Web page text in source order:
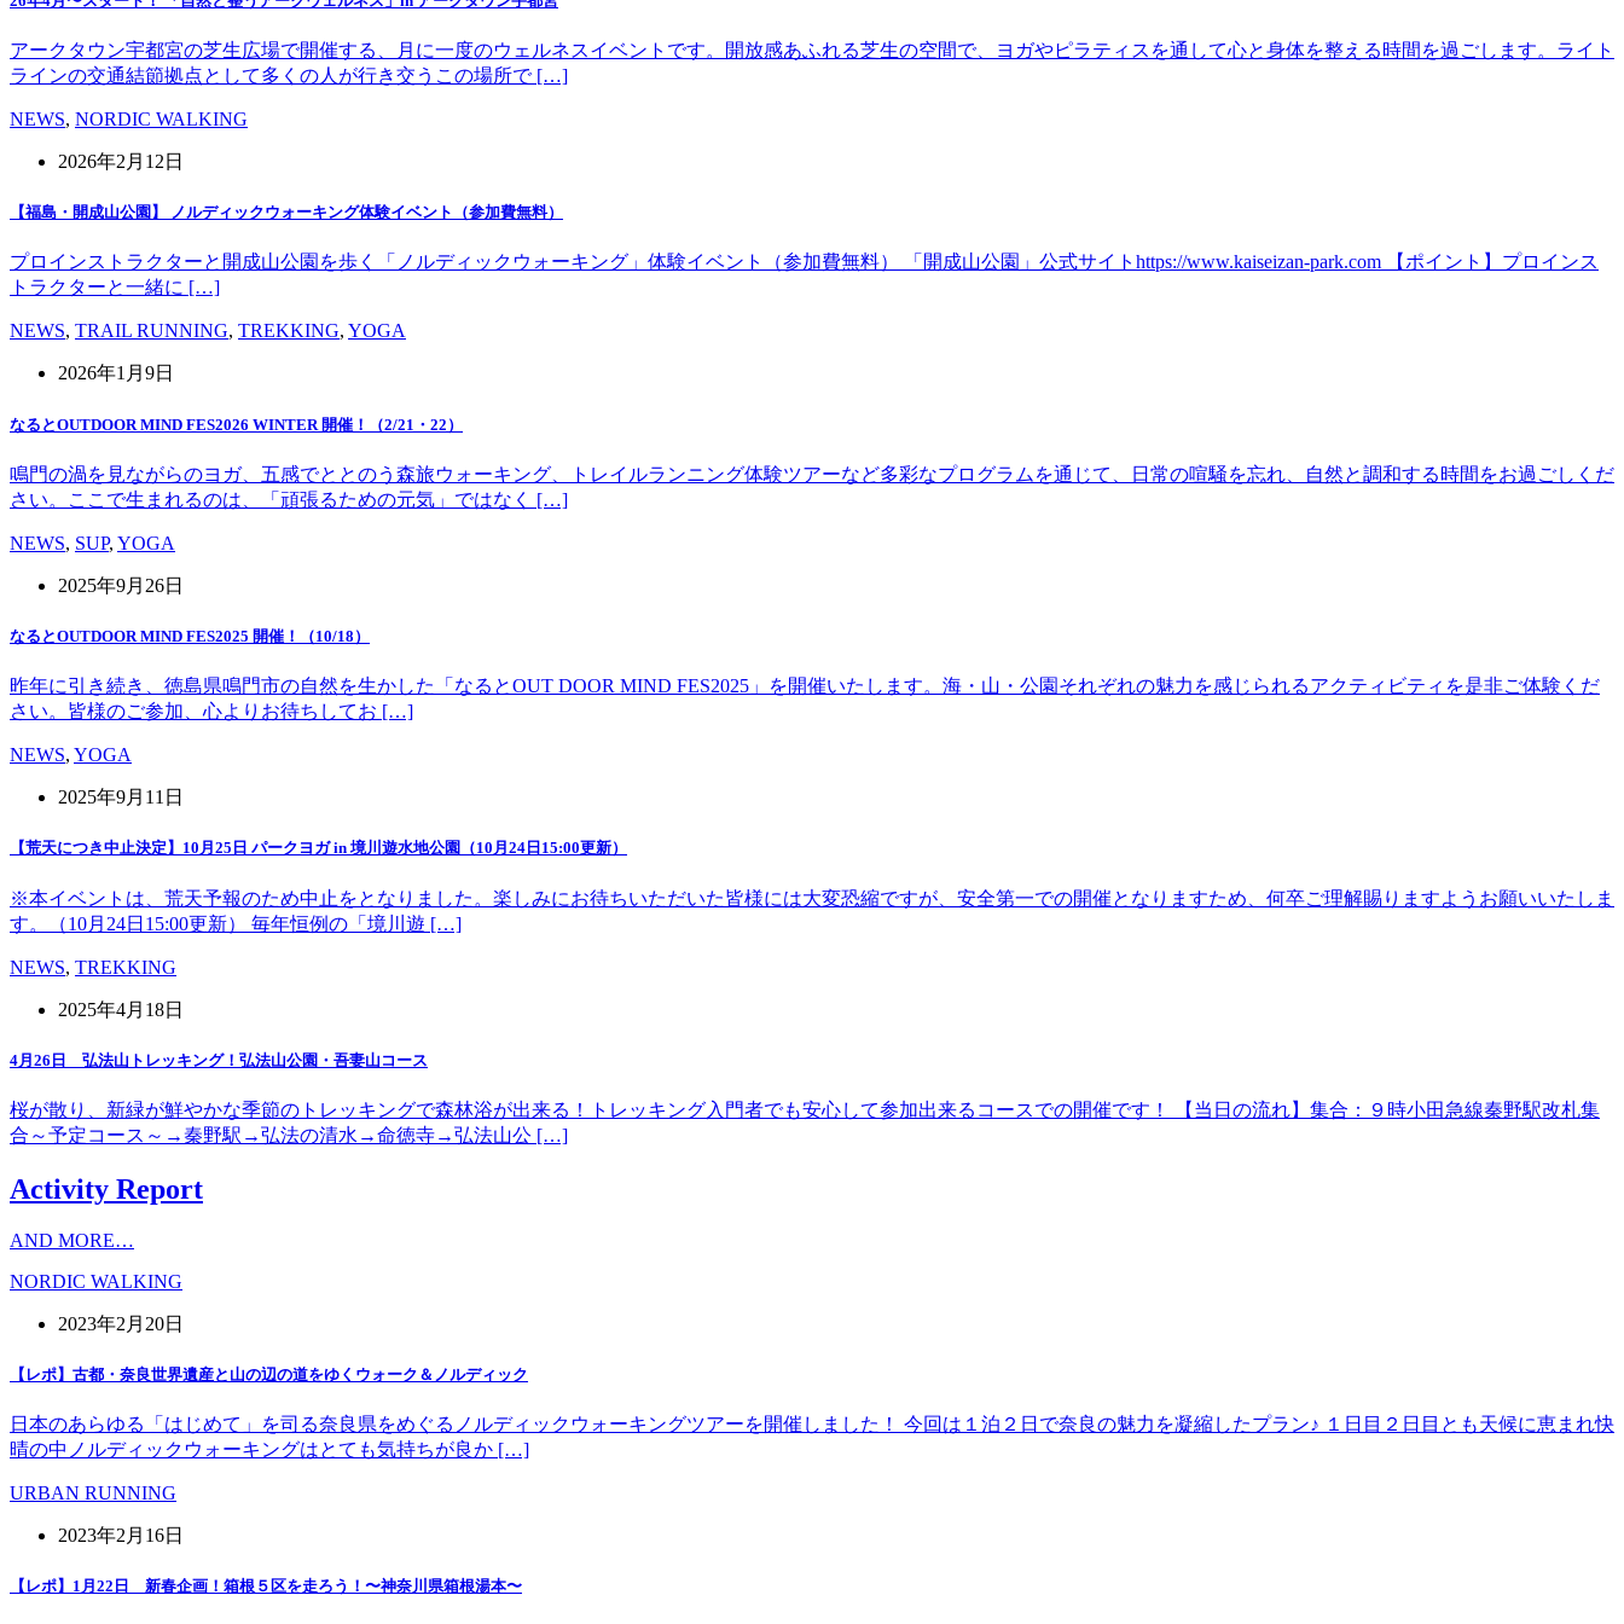
アークタウン宇都宮の芝生広場で開催する、月に一度のウェルネスイベントです。開放感あふれる芝生の空間で、ヨガやピラティスを通して心と身体を整える時間を過ごします。ライト
ラインの交通結節拠点として多くの人が行き交うこの場所で […]
NEWS, NORDIC WALKING
2026年2月12日
【福島・開成山公園】 ノルディックウォーキング体験イベント（参加費無料）
プロインストラクターと開成山公園を歩く「ノルディックウォーキング」体験イベント（参加費無料） 「開成山公園」公式サイトhttps://www.kaiseizan-park.com 【ポイント】プロインス
トラクターと一緒に […]
NEWS, TRAIL RUNNING, TREKKING, YOGA
2026年1月9日
なるとOUTDOOR MIND FES2026 WINTER 開催！（2/21・22）
鳴門の渦を見ながらのヨガ、五感でととのう森旅ウォーキング、トレイルランニング体験ツアーなど多彩なプログラムを通じて、日常の喧騒を忘れ、自然と調和する時間をお過ごしくだ
さい。ここで生まれるのは、「頑張るための元気」ではなく […]
NEWS, SUP, YOGA
2025年9月26日
なるとOUTDOOR MIND FES2025 開催！（10/18）
昨年に引き続き、徳島県鳴門市の自然を生かした「なるとOUT DOOR MIND FES2025」を開催いたします。海・山・公園それぞれの魅力を感じられるアクティビティを是非ご体験くだ
さい。皆様のご参加、心よりお待ちしてお […]
NEWS, YOGA
2025年9月11日
【荒天につき中止決定】10月25日 パークヨガ in 境川遊水地公園（10月24日15:00更新）
※本イベントは、荒天予報のため中止をとなりました。楽しみにお待ちいただいた皆様には大変恐縮ですが、安全第一での開催となりますため、何卒ご理解賜りますようお願いいたしま
す。（10月24日15:00更新） 毎年恒例の「境川遊 […]
NEWS, TREKKING
2025年4月18日
4月26日 弘法山トレッキング！弘法山公園・吾妻山コース
桜が散り、新緑が鮮やかな季節のトレッキングで森林浴が出来る！トレッキング入門者でも安心して参加出来るコースでの開催です！ 【当日の流れ】集合：９時小田急線秦野駅改札集
合～予定コース～→秦野駅→弘法の清水→命徳寺→弘法山公 […]
Activity Report
AND MORE…
NORDIC WALKING
2023年2月20日
【レポ】古都・奈良世界遺産と山の辺の道をゆくウォーク＆ノルディック
日本のあらゆる「はじめて」を司る奈良県をめぐるノルディックウォーキングツアーを開催しました！ 今回は１泊２日で奈良の魅力を凝縮したプラン♪ １日目２日目とも天候に恵まれ快
晴の中ノルディックウォーキングはとても気持ちが良か […]
URBAN RUNNING
2023年2月16日
【レポ】1月22日 新春企画！箱根５区を走ろう！〜神奈川県箱根湯本〜